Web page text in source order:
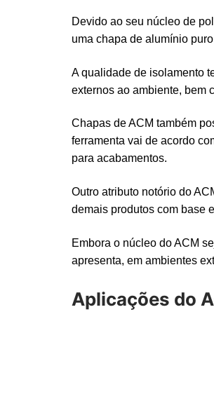
Devido ao seu núcleo de
uma chapa de alumínio
A qualidade de isolamento
externos ao ambiente, bem
Chapas de ACM também
ferramenta vai de acordo
para acabamentos.
Outro atributo notório do
demais produtos com base
Embora o núcleo do ACM
apresenta, em ambientes
Aplicações do